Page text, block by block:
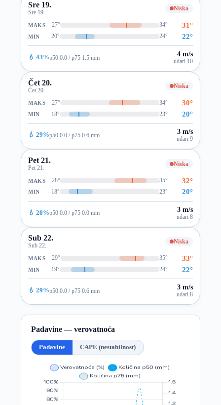
Sre 19.
Sre 19.
Niska
MAKS 27° 34° 31°
MIN 20° 24° 22°
💧 43%p50 0.0 / p75 1.5 mm 4 m/s
udari 10
Čet 20.
Čet 20.
Niska
MAKS 27° 34° 30°
MIN 18° 23° 20°
💧 29%p50 0.0 / p75 0.6 mm 3 m/s
udari 9
Pet 21.
Pet 21.
Niska
MAKS 28° 35° 32°
MIN 18° 23° 20°
💧 20%p50 0.0 / p75 0.0 mm 3 m/s
udari 8
Sub 22.
Sub 22.
Niska
MAKS 29° 35° 33°
MIN 19° 24° 22°
💧 29%p50 0.0 / p75 0.6 mm 3 m/s
udari 8
Padavine — verovatnoća
Padavine CAPE (nestabilnost)